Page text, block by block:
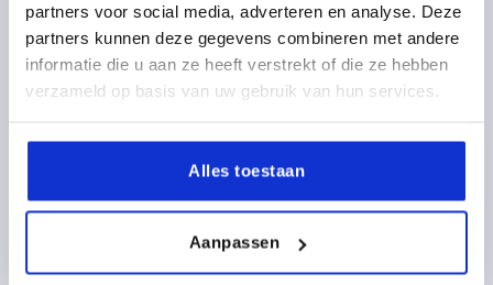
partners voor social media, adverteren en analyse. Deze
partners kunnen deze gegevens combineren met andere
informatie die u aan ze heeft verstrekt of die ze hebben
verzameld op basis van uw gebruik van hun services.
Alles toestaan
Aanpassen
BOHRUNGSABSTAND=120
BEFESTIGUNGSBOHRUNG=M6
LÄNGE=148
TRAGKRAFT N =3500
AUSFÜHRUNG 1=INNENGEWINDE
K1092.112006